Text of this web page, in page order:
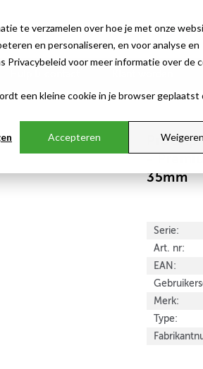
te verzamelen over hoe je met onze
en personaliseren, en voor analyse en
Privacybeleid voor meer informatie over de
een kleine cookie in je browser geplaatst
Accepteren Weigeren
-
35mm
Serie:
Art. nr:
EAN:
Merk:
Type: